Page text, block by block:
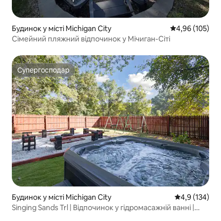
Будинок у місті Michigan City Середня
4,96 (105)
Сімейний пляжний відпочинок у Мічиган-Сіті
Супергосподар
Супергосподар
Будинок у місті Michigan City Середня
4,9 (134)
Singing Sands Trl | Відпочинок у гідромасажній ванні |